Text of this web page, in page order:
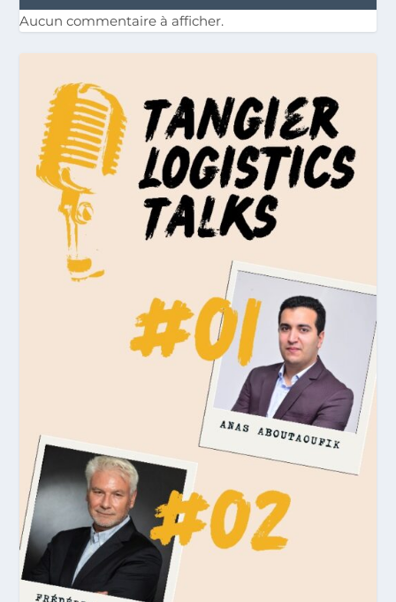
Aucun commentaire à afficher.